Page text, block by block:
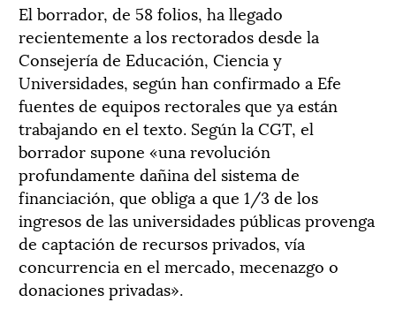
El borrador, de 58 folios, ha llegado
recientemente a los rectorados desde la
Consejería de Educación, Ciencia y
Universidades, según han confirmado a Efe
fuentes de equipos rectorales que ya están
trabajando en el texto. Según la CGT, el
borrador supone «una revolución
profundamente dañina del sistema de
financiación, que obliga a que 1/3 de los
ingresos de las universidades públicas provenga
de captación de recursos privados, vía
concurrencia en el mercado, mecenazgo o
donaciones privadas».